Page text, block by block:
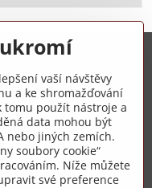
vaší návštěvy
a ke shromažďování
tomu použít nástroje a
data mohou být
nebo jiných zemích.
soubory cookie“
Níže můžete
své preference